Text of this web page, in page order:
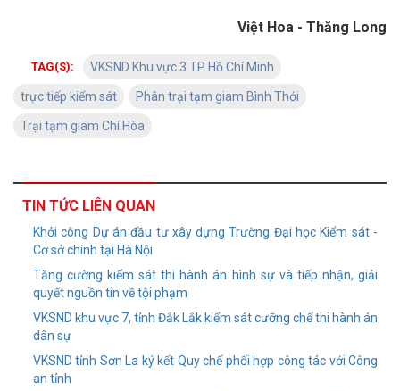
Việt Hoa - Thăng Long
TAG(S): VKSND Khu vực 3 TP Hồ Chí Minh
trực tiếp kiểm sát Phân trại tạm giam Bình Thới
Trại tạm giam Chí Hòa
TIN TỨC LIÊN QUAN
Khởi công Dự án đầu tư xây dựng Trường Đại học Kiểm sát -
Cơ sở chính tại Hà Nội
Tăng cường kiểm sát thi hành án hình sự và tiếp nhận, giải
quyết nguồn tin về tội phạm
VKSND khu vực 7, tỉnh Đắk Lắk kiểm sát cưỡng chế thi hành án
dân sự
VKSND tỉnh Sơn La ký kết Quy chế phối hợp công tác với Công
an tỉnh